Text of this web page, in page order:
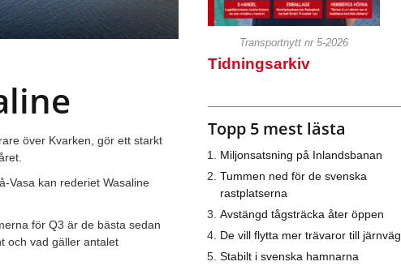
över Kvarken, gör ett starkt
Vasa kan rederiet Wasaline
för Q3 är de bästa sedan
och vad gäller antalet
Transportnytt nr 5-2026
Tidningsarkiv
Topp 5 mest lästa
Miljonsatsning på Inlandsbanan
Tummen ned för de svenska
rastplatserna
Avstängd tågsträcka åter öppen
De vill flytta mer trävaror till järnväg
Stabilt i svenska hamnarna